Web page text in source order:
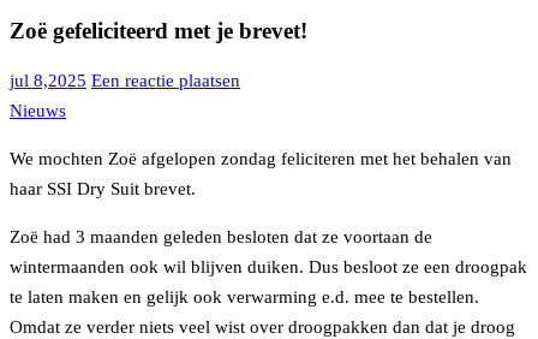
Zoë gefeliciteerd met je brevet!
jul 8,2025 Een reactie plaatsen
Nieuws
We mochten Zoë afgelopen zondag feliciteren met het behalen van
haar SSI Dry Suit brevet.
Zoë had 3 maanden geleden besloten dat ze voortaan de
wintermaanden ook wil blijven duiken. Dus besloot ze een droogpak
te laten maken en gelijk ook verwarming e.d. mee te bestellen.
Omdat ze verder niets veel wist over droogpakken dan dat je droog